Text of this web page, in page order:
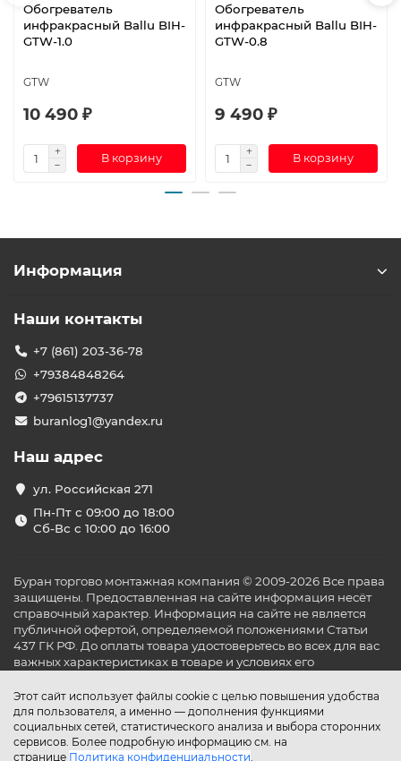
Обогреватель
инфракрасный Ballu BIH-
GTW-1.0
GTW
10 490 ₽
В корзину
Обогреватель
инфракрасный Ballu BIH-
GTW-0.8
GTW
9 490 ₽
В корзину
Этот сайт использует файлы cookie с целью повышения удобства
для пользователя, а именно — дополнения функциями
социальных сетей, статистического анализа и выбора сторонних
сервисов. Более подробную информацию см. на
странице Политика конфиденциальности.
Информация
Наши контакты
+7 (861) 203-36-78
+79384848264
+79615137737
buranlog1@yandex.ru
Наш адрес
ул. Российская 271
Пн-Пт с 09:00 до 18:00
Сб-Вс с 10:00 до 16:00
Буран торгово монтажная компания © 2009-2026 Все права
защищены. Предоставленная на сайте информация несёт
справочный характер. Информация на сайте не является
публичной офертой, определяемой положениями Статьи
437 ГК РФ. До оплаты товара удостоверьтесь во всех для вас
важных характеристиках в товаре и условиях его